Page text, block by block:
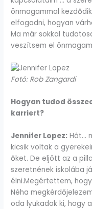
önmagammal
elfogadni, hogyan
Ma már sokkal
veszítsem el
Fotó: Rob Zangardi
Hogyan tudod
karriert?
Jennifer Lopez: Hát…
kicsik voltak a
őket. De eljött az a
szeretnének iskolába
élni.Megértettem,
Néha
oda lyukadok ki, hogy